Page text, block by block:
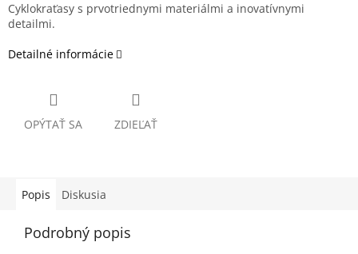
Cyklokraťasy s prvotriednymi materiálmi a inovatívnymi
detailmi.
Detailné informácie
OPÝTAŤ SA ZDIEĽAŤ
Popis Diskusia
Podrobný popis